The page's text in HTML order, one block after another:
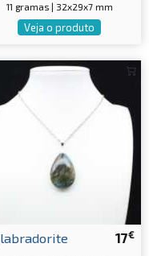
11 gramas | 32x29x7 mm
Veja o produto
17€
labradorite